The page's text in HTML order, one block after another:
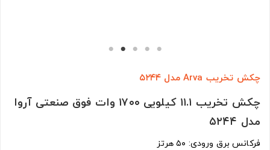
چکش تخریب Arva مدل ۵۲۴۴
چکش تخریب ۱۱.۱ کیلویی ۱۷۰۰ وات فوق صنعتی آروا
مدل ۵۲۴۴
فرکانس برق ورودی: ۵۰ هرتز